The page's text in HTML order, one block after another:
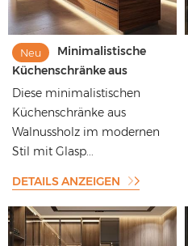
Neu
Minimalistische
Küchenschränke aus
Walnussholz im modernen
Diese minimalistischen
Küchenschränke aus
Walnussholz im modernen
Stil mit Glasp...
DETAILS ANZEIGEN